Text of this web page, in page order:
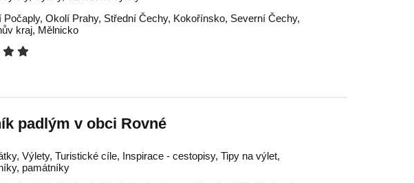
Počaply,Okolí Prahy, Střední Čechy, Kokořínsko, Severní Čechy,
kraj, Mělnicko
padlým v obci Rovné
Výlety, Turistické cíle, Inspirace - cestopisy, Tipy na výlet,
památníky